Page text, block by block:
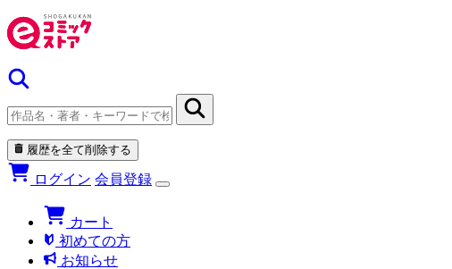
履歴を全て削除する
ログイン 会員登録
カート
初めての方
お知らせ